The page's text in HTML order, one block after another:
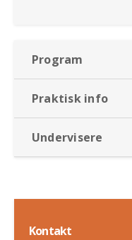
Program
Praktisk info
Undervisere
Kontakt